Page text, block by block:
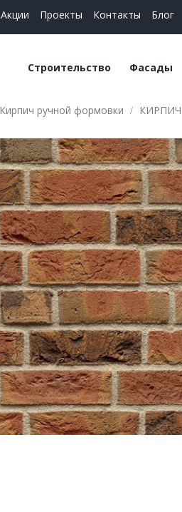
Акции Проекты Контакты Блог
Строительство
Керамические блоки
Строительные смеси
Фасады
Плитка
Кирпич
Кирпич ручной формовки КИРПИЧ